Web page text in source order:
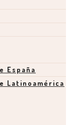
España
Latinoamérica